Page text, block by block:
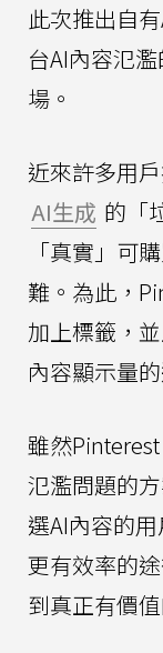
此次推出自
台AI內容氾
場。
近來許多用
AI生成 的「
「真實」可
難。為此，
加上標籤，
內容顯示量
雖然
氾濫問題的
選AI內容的
更有效率的
到真正有價